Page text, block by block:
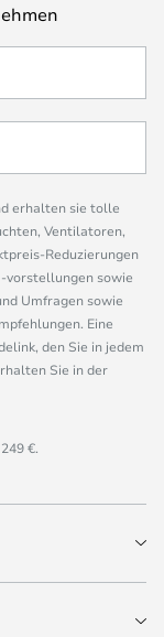
erhalten sie tolle
Ventilatoren,
Reduzierungen
vorstellungen sowie
Umfragen sowie
Eine
den Sie in jedem
Sie in der
€.